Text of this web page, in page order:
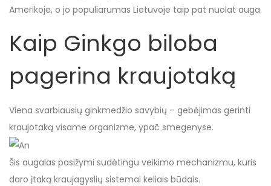
Amerikoje, o jo populiarumas Lietuvoje taip pat nuolat auga.
Kaip Ginkgo biloba
pagerina kraujotaką
Viena svarbiausių ginkmedžio savybių – gebėjimas gerinti
kraujotaką visame organizme, ypač smegenyse.
Šis augalas pasižymi sudėtingu veikimo mechanizmu, kuris
daro įtaką kraujagyslių sistemai keliais būdais.